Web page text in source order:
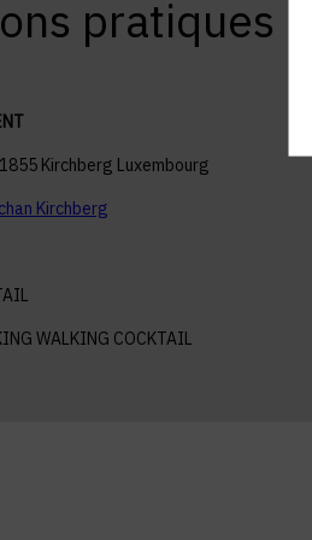
pratiques
Kirchberg Luxembourg
Kirchberg
WALKING COCKTAIL